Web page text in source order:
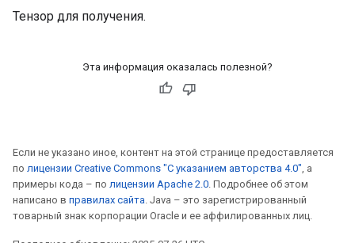
Тензор для получения.
Эта информация оказалась полезной?
Если не указано иное, контент на этой странице предоставляется
по лицензии Creative Commons "С указанием авторства 4.0", а
примеры кода – по лицензии Apache 2.0. Подробнее об этом
написано в правилах сайта. Java – это зарегистрированный
товарный знак корпорации Oracle и ее аффилированных лиц.